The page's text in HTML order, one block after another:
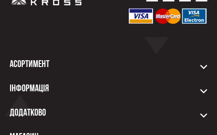
Асортимент
Інформація
Додатково